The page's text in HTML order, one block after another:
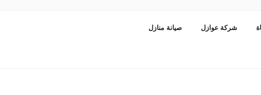
شركة عوازل صيانة منازل